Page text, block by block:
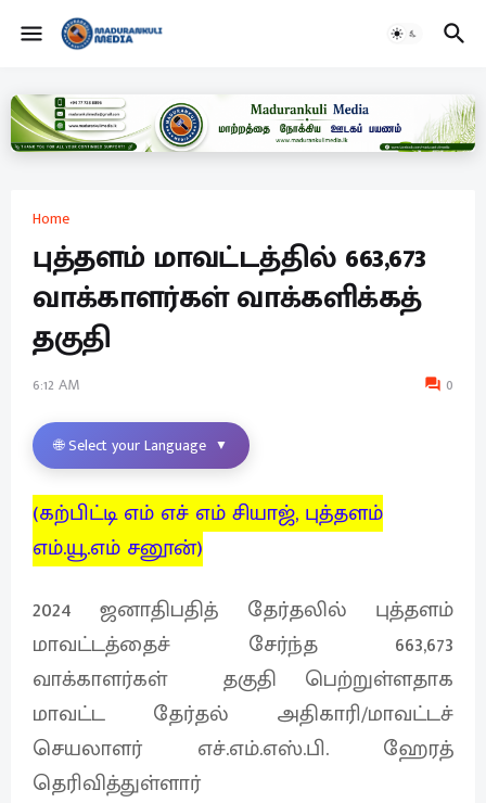
Home
புத்தளம் மாவட்டத்தில் 663,673
வாக்காளர்கள் வாக்களிக்கத்
தகுதி
6:12 AM 0
🌐 Select your Language ▼
(கற்பிட்டி எம் எச் எம் சியாஜ், புத்தளம்
எம்.யூ.எம் சனூன்)
2024 ஜனாதிபதித் தேர்தலில் புத்தளம்
மாவட்டத்தைச் சேர்ந்த 663,673
வாக்காளர்கள் தகுதி பெற்றுள்ளதாக
மாவட்ட தேர்தல் அதிகாரி/மாவட்டச்
செயலாளர் எச்.எம்.எஸ்.பி. ஹேரத்
தெரிவித்துள்ளார்